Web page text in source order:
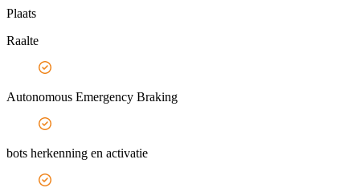
Plaats
Raalte
Autonomous Emergency Braking
bots herkenning en activatie